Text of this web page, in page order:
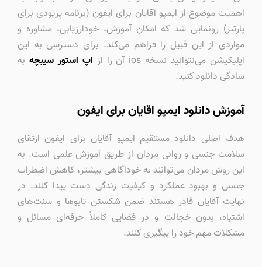
اهمیت موضوع از ایمپو آقایان برای ایفون (برنامه پریودی برای
پارتنر) رونمایی شد که امکان آموزش، خودارزیابی، مشاوره و
مواردی از این قبیل را فراهم می‌کند. برای دسترسی به این
اپلیکیشن می‌نتوانید نسخه ios آن را از
اپ استور سیبچه به
سادگی دانلود کنید.
آموزش دانلود ایمپو اقایان برای ایفون
هدف اصلی دانلود مستقیم ایمپو آقایان برای ایفون ارتقای
سلامت جنسی و روانی مردان از طریق آموزش علمی است. به
این روش مردان می‌توانند به خودآگاهی بیشتر، کاهش اضطراب
جنسی و بهبود عملکرد و کیفیت زندگی دست پیدا کنند. در
نهایت آقایان قادر هستند ضمن شکستن تابوها و سنت‌های
اشتباه، بدون خجالت و در فضایی کاملاً حرفه‌‌ای مسائل و
مشکلات مهم خود را پیگیری کنند.